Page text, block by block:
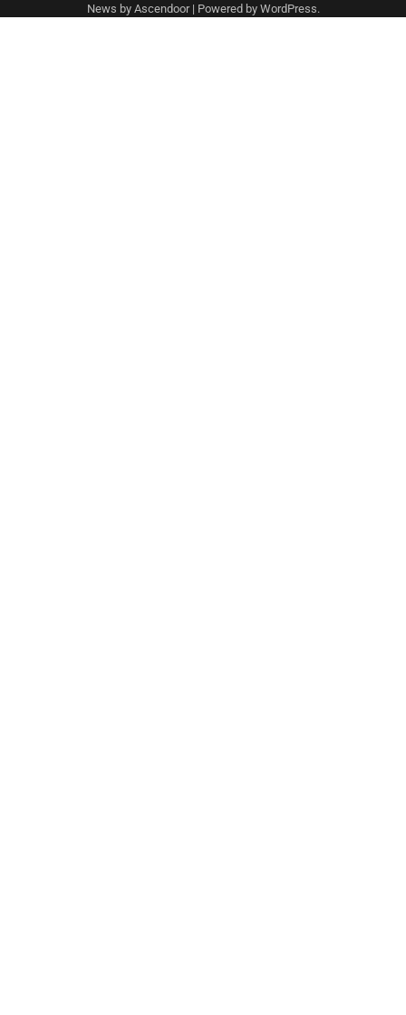
News by Ascendoor| Powered by WordPress.